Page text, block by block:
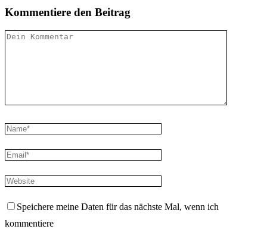
Kommentiere den Beitrag
Speichere meine Daten für das nächste Mal, wenn ich
kommentiere